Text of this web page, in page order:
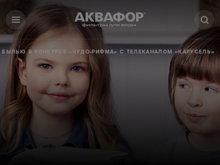
БЫЛЬЮ В КОНКУРСЕ «ЧУДО-РИФМА» С ТЕЛЕКАНАЛОМ «КАРУСЕЛЬ»